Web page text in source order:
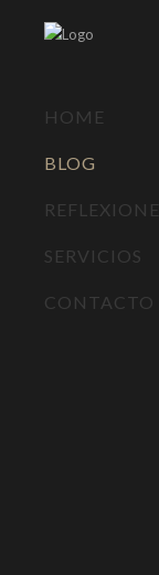
HOME
BLOG
SERVICIOS
CONTACTO